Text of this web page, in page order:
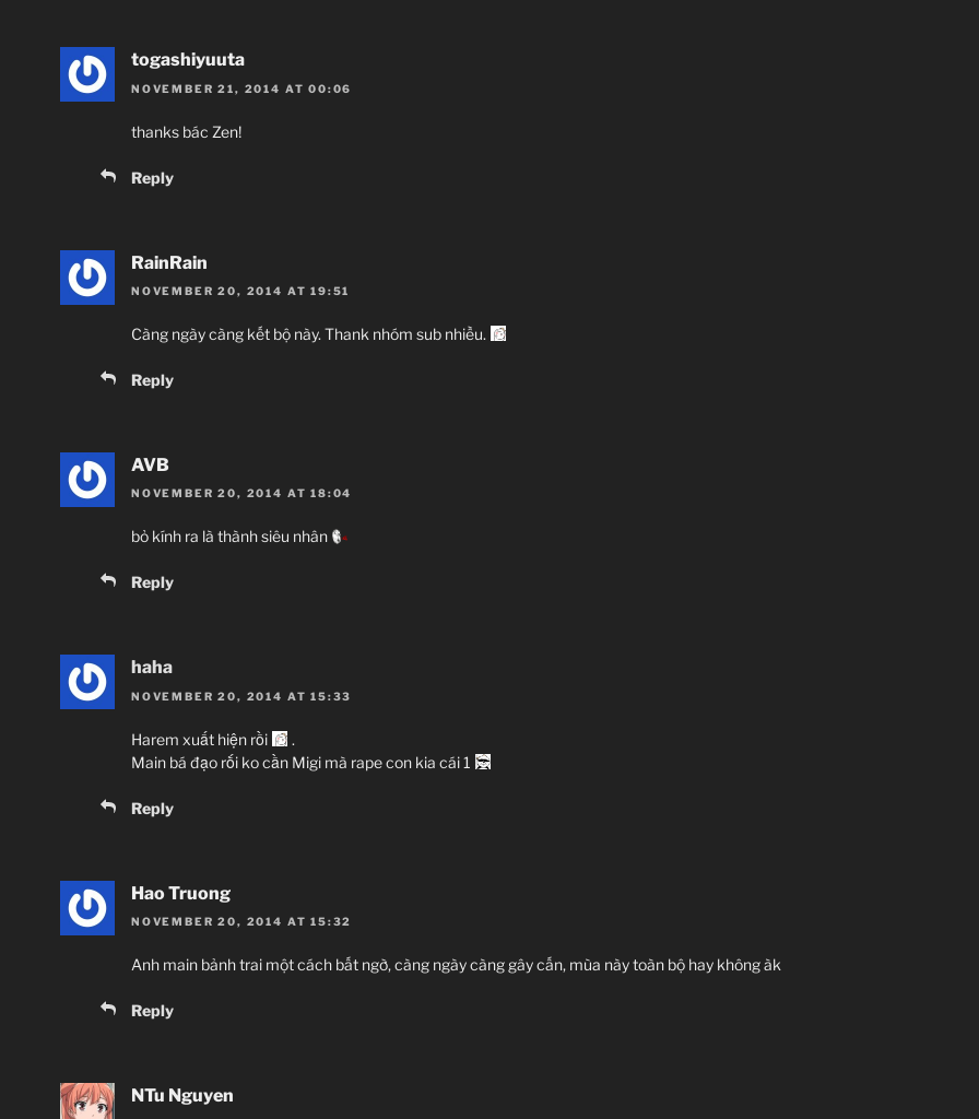
togashiyuuta
NOVEMBER 21, 2014 AT 00:06
thanks bác Zen!
Reply
RainRain
NOVEMBER 20, 2014 AT 19:51
Càng ngày càng kết bộ này. Thank nhóm sub nhiều.
Reply
AVB
NOVEMBER 20, 2014 AT 18:04
bỏ kính ra là thành siêu nhân
Reply
haha
NOVEMBER 20, 2014 AT 15:33
Harem xuất hiện rồi
.
Main bá đạo rố̀i ko cần Migi mà rape con kia cái 1
Reply
Hao Truong
NOVEMBER 20, 2014 AT 15:32
Anh main bảnh trai một cách bất ngờ, càng ngày càng gây cấn, mùa này toàn bộ hay không àk
Reply
NTu Nguyen